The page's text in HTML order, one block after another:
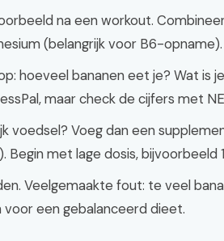
na een workout.
(belangrijk voor B6-opname).
hoeveel bananen eet je? Wat is
maar check de cijfers met
voedsel? Voeg dan een
met lage dosis, bijvoorbeeld
Veelgemaakte fout: te veel
een gebalanceerd dieet.